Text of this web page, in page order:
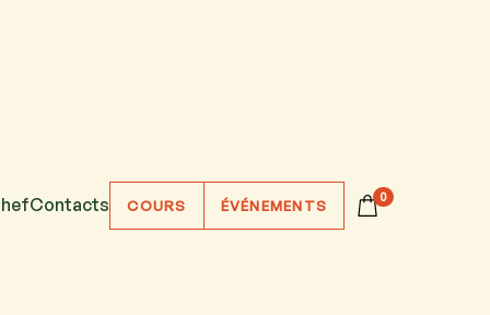
Contacts COURS ÉVÉNEMENTS 0